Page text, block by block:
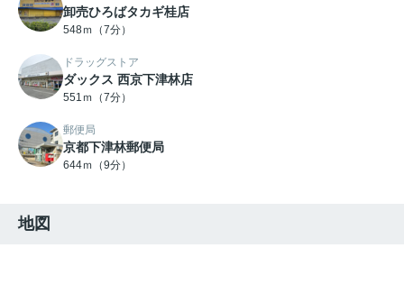
卸売ひろばタカギ桂店
548ｍ（7分）
ドラッグストア
ダックス 西京下津林店
551ｍ（7分）
郵便局
京都下津林郵便局
644ｍ（9分）
地図